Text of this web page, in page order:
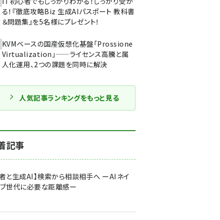
る！『徹底攻略Biz 生成AIパスポート 教科書
＆問題集』を5名様にプレゼント！
KVMベースの国産仮想化基盤「Prossione
Virtualization」——ライセンス高騰と属
人化運用、2つの課題を同時に解決
人気記事ランキングをもっと見る
記事
者と生成AI】検索から相談相手へ ーAIネイ
世代に必要な距離感ー